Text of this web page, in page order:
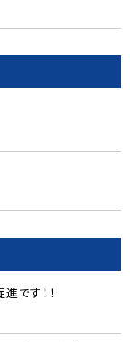
です！！